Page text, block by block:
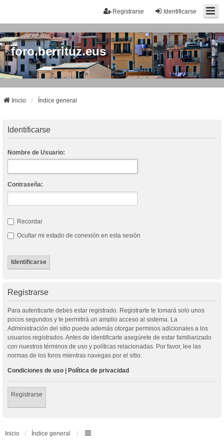
Identificarse
Registrarse
foro.berrituz.eus
Inicio Índice general
Identificarse
Nombre de Usuario:
Contraseña:
Recordar
Ocultar mi estado de conexión en esta sesión
Registrarse
Para autenticarte debes estar registrado. Registrarte te tomará solo unos
pocos segundos y te permitirá un amplio acceso al sistema. La
Administración del sitio puede además otorgar permisos adicionales a los
usuarios registrados. Antes de identificarte asegúrete de estar familiarizado
con nuestros términos de uso y políticas relacionadas. Por favor, lee las
normas de los foros mientras navegas por el sitio.
Condiciones de uso | Política de privacidad
Registrarse
Inicio Índice general